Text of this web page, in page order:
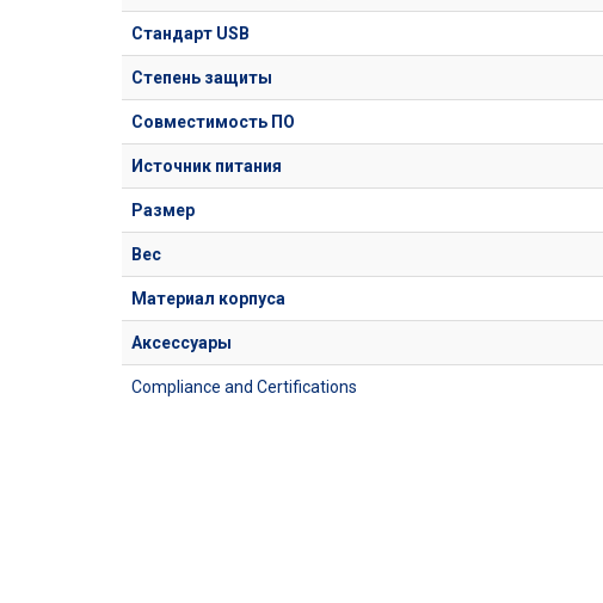
Стандарт USB
Степень защиты
Совместимость ПО
Источник питания
Размер
Вес
Материал корпуса
Аксессуары
Compliance and Certifications